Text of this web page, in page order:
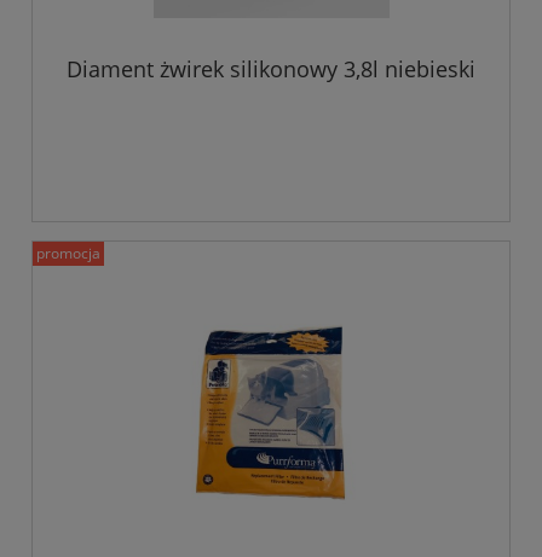
Diament żwirek silikonowy 3,8l niebieski
promocja